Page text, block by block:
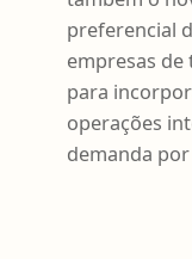
preferencial
empresas
para
operações
demanda